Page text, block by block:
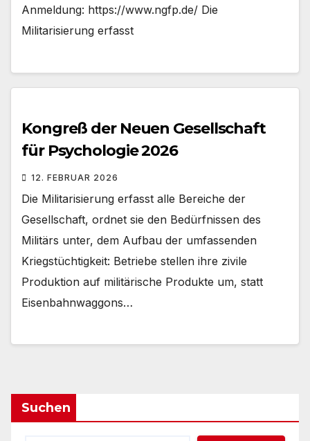
Anmeldung: https://www.ngfp.de/ Die
Militarisierung erfasst
Kongreß der Neuen Gesellschaft
für Psychologie 2026
12. FEBRUAR 2026
Die Militarisierung erfasst alle Bereiche der
Gesellschaft, ordnet sie den Bedürfnissen des
Militärs unter, dem Aufbau der umfassenden
Kriegstüchtigkeit: Betriebe stellen ihre zivile
Produktion auf militärische Produkte um, statt
Eisenbahnwaggons…
Suchen